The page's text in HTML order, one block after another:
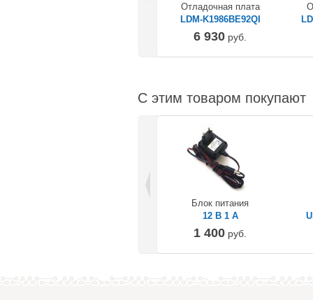
Отладочная плата
LDM-K1986BE92QI
6 930 руб.
С этим товаром покупают
Блок питания
12 В 1 А
1 400 руб.